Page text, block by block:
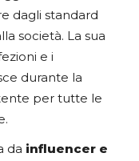
dagli standard
società. La sua
e i
durante la
per tutte le
da influencer e